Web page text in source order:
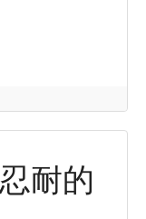
耐的